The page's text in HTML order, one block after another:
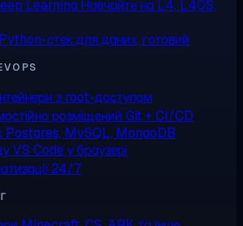
Learning Навчайте на L4, L40S,
Python-стек для даних, готовий
з root-доступом
розміщений Git + CI/CD
Postgres, MySQL, MongoDB
VS Code у браузері
24/7